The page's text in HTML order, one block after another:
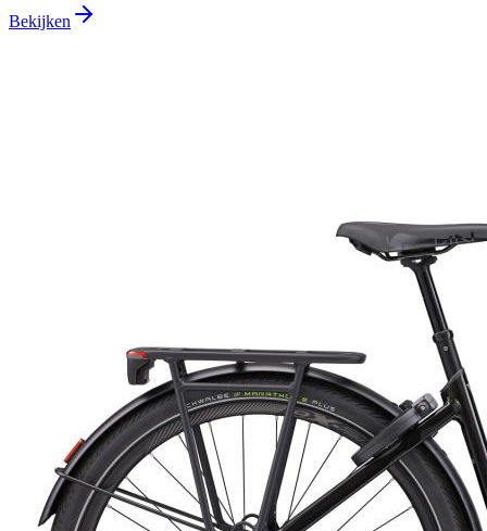
Bekijken